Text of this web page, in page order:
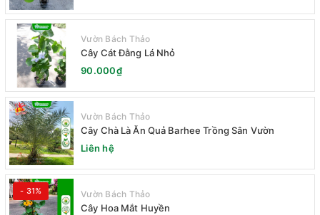
Vườn Bách Thảo
Cây Cát Đằng Lá Nhỏ
90.000₫
Vườn Bách Thảo
Cây Chà Là Ăn Quả Barhee Trồng Sân Vườn
Liên hệ
- 31% Vườn Bách Thảo
Cây Hoa Mắt Huyền